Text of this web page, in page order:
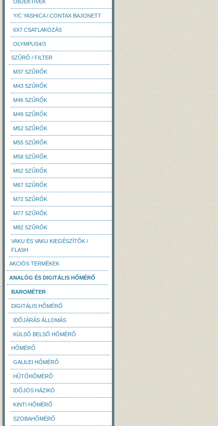
OBJEKTÍVEK
Y/C YASHICA / CONTAX BAJONETT
6X7 CSATLAKOZÁS
OLYMPUS4/3
SZŰRŐ / FILTER
M37 SZŰRŐK
M43 SZŰRŐK
M46 SZŰRŐK
M49 SZŰRŐK
M52 SZŰRŐK
M55 SZŰRŐK
M58 SZŰRŐK
M62 SZŰRŐK
M67 SZŰRŐK
M72 SZŰRŐK
M77 SZŰRŐK
M82 SZŰRŐK
VAKU ÉS VAKU KIEGÉSZÍTŐK /
FLASH
AKCIÓS TERMÉKEK
ANALÓG ÉS DIGITÁLIS HŐMÉRŐ
BAROMÉTER
DIGITÁLIS HŐMÉRŐ
IDŐJÁRÁS ÁLLOMÁS
KÜLSŐ BELSŐ HŐMÉRŐ
HŐMÉRŐ
GALILEI HŐMÉRŐ
HŰTŐHŐMÉRŐ
IDŐJÓS HÁZIKÓ
KINTI HŐMÉRŐ
SZOBAHŐMÉRŐ